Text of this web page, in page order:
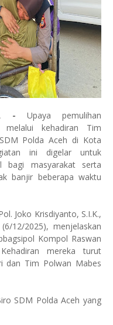
- Upaya pemulihan
melalui kehadiran Tim
Polda Aceh di Kota
ini digelar untuk
bagi masyarakat serta
banjir beberapa waktu
Joko Krisdiyanto, S.I.K.,
12/2025), menjelaskan
Kompol Raswan
mereka turut
dan Tim Polwan Mabes
SDM Polda Aceh yang